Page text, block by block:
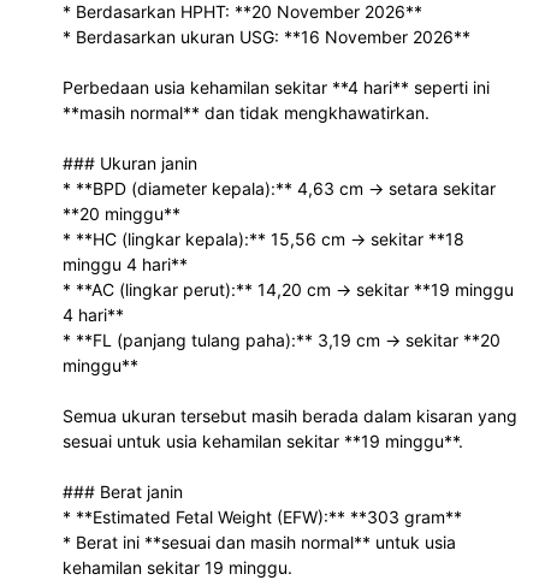
* Berdasarkan HPHT: **20 November 2026**
* Berdasarkan ukuran USG: **16 November 2026**
Perbedaan usia kehamilan sekitar **4 hari** seperti ini
**masih normal** dan tidak mengkhawatirkan.
### Ukuran janin
* **BPD (diameter kepala):** 4,63 cm → setara sekitar
**20 minggu**
* **HC (lingkar kepala):** 15,56 cm → sekitar **18
minggu 4 hari**
* **AC (lingkar perut):** 14,20 cm → sekitar **19 minggu
4 hari**
* **FL (panjang tulang paha):** 3,19 cm → sekitar **20
minggu**
Semua ukuran tersebut masih berada dalam kisaran yang
sesuai untuk usia kehamilan sekitar **19 minggu**.
### Berat janin
* **Estimated Fetal Weight (EFW):** **303 gram**
* Berat ini **sesuai dan masih normal** untuk usia
kehamilan sekitar 19 minggu.